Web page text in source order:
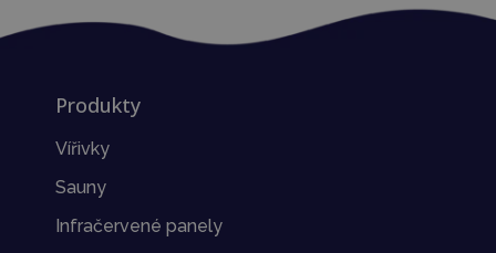
Produkty
Vířivky
Sauny
Infračervené panely